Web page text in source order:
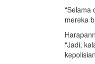
"Selama
mereka
"Jadi,